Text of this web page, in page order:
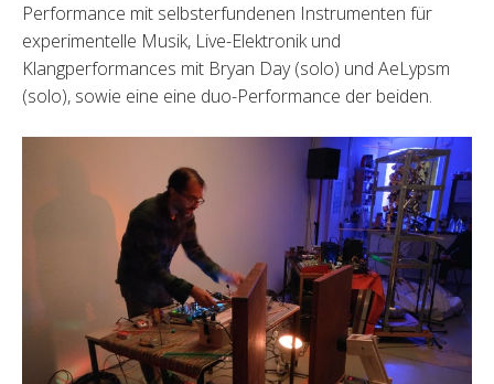
Performance mit selbsterfundenen Instrumenten für
experimentelle Musik, Live-Elektronik und
Klangperformances mit Bryan Day (solo) und AeLypsm
(solo), sowie eine eine duo-Performance der beiden.